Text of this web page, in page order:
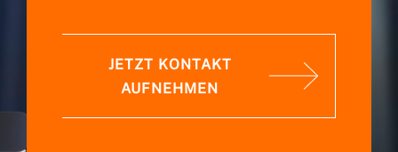
JETZT KONTAKT
AUFNEHMEN